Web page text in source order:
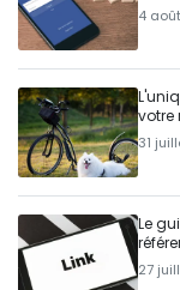
4
votre
31
Le
27